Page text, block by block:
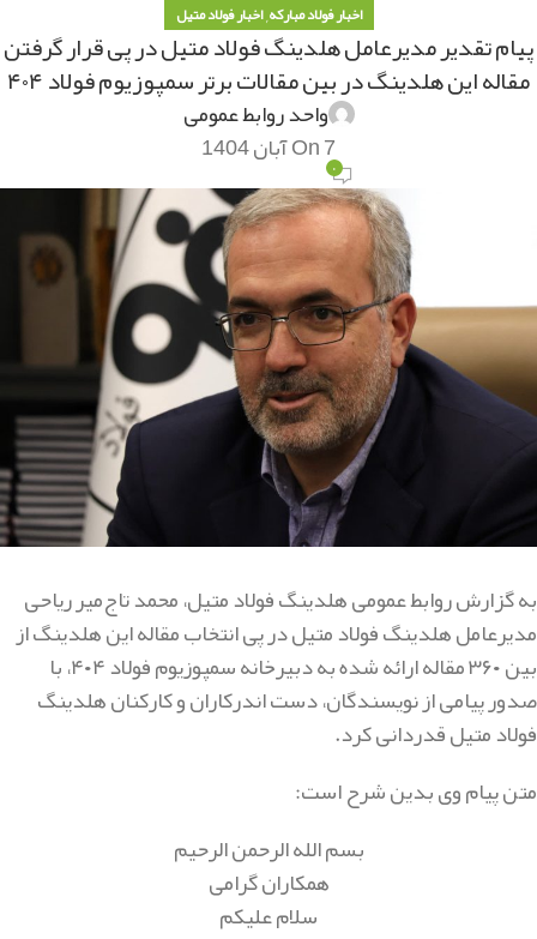
اخبار فولاد مبارکه,اخبار فولاد متیل
پیام تقدیر مدیرعامل هلدینگ فولاد متیل در پی قرار گرفتن
مقاله این هلدینگ در بین مقالات برتر سمپوزیوم فولاد ۴۰۴
واحد روابط عمومی
On 7 آبان 1404۰
به گزارش روابط عمومی هلدینگ فولاد متیل، محمد تاج‌میر ریاحی
مدیرعامل هلدینگ فولاد متیل در پی انتخاب مقاله این هلدینگ از
بین ۳۶۰ مقاله ارائه شده به دبیرخانه سمپوزیوم فولاد ۴۰۴، با
صدور پیامی از نویسندگان، دست اندرکاران و کارکنان هلدینگ
فولاد متیل قدردانی کرد.
متن پیام وی بدین شرح است:
بسم الله الرحمن الرحیم
همکاران گرامی
سلام علیکم